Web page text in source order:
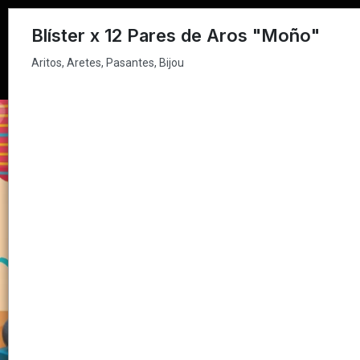
Aritos, Aretes, Pasantes, Bijou
Blíster x 12 Pares de Aros "Moño"
Aritos, Aretes, Pasantes, Bijou